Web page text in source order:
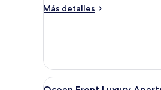
Más detalles
Más
bedroom
apartment
Abrir
5